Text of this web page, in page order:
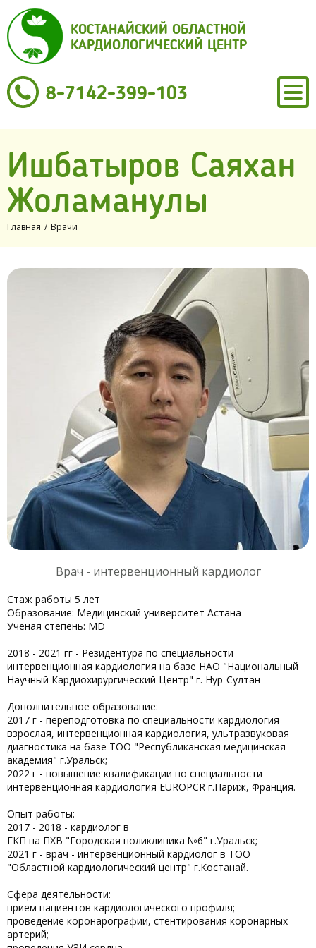
КОСТАНАЙСКИЙ ОБЛАСТНОЙ
КАРДИОЛОГИЧЕСКИЙ ЦЕНТР
8-7142-399-103
Ишбатыров Саяхан
Жоламанулы
Главная / Врачи
Врач - интервенционный кардиолог
Стаж работы 5 лет
Образование: Медицинский университет Астана
Ученая степень: MD
2018 - 2021 гг - Резидентура по специальности
интервенционная кардиология на базе НАО "Национальный
Научный Кардиохирургический Центр" г. Нур-Султан
Дополнительное образование:
2017 г - переподготовка по специальности кардиология
взрослая, интервенционная кардиология, ультразвуковая
диагностика на базе ТОО "Республиканская медицинская
академия" г.Уральск;
2022 г - повышение квалификации по специальности
интервенционная кардиология EUROPCR г.Париж, Франция.
Опыт работы:
2017 - 2018 - кардиолог в
ГКП на ПХВ "Городская поликлиника №6" г.Уральск;
2021 г - врач - интервенционный кардиолог в ТОО
"Областной кардиологический центр" г.Костанай.
Сфера деятельности:
прием пациентов кардиологического профиля;
проведение коронарографии, стентирования коронарных
артерий;